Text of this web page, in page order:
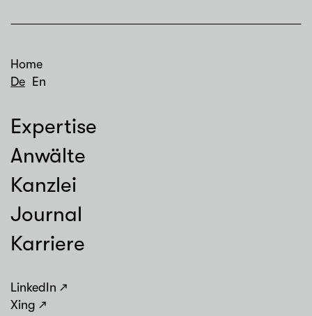
Home
De
En
Expertise
Anwälte
Kanzlei
Journal
Karriere
LinkedIn
Xing